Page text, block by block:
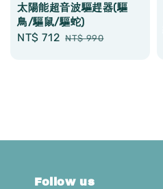
太陽能超音波驅趕器(驅
鳥/驅鼠/驅蛇)
Sale
NT$ 712 Regular
NT$ 990
Follow us